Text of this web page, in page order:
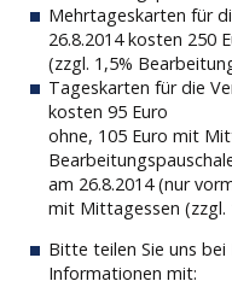
Mehrtageskarten für
26.8.2014 kosten 250
(zzgl. 1,5%
Tageskarten für die
kosten 95 Euro
ohne, 105 Euro mit
am 26.8.2014 (nur
mit Mittagessen (zzgl.
Bitte teilen Sie uns
Informationen mit: